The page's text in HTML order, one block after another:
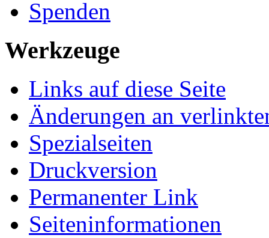
Spenden
Werkzeuge
Links auf diese Seite
Änderungen an
Spezialseiten
Druckversion
Permanenter Link
Seiten­­informationen